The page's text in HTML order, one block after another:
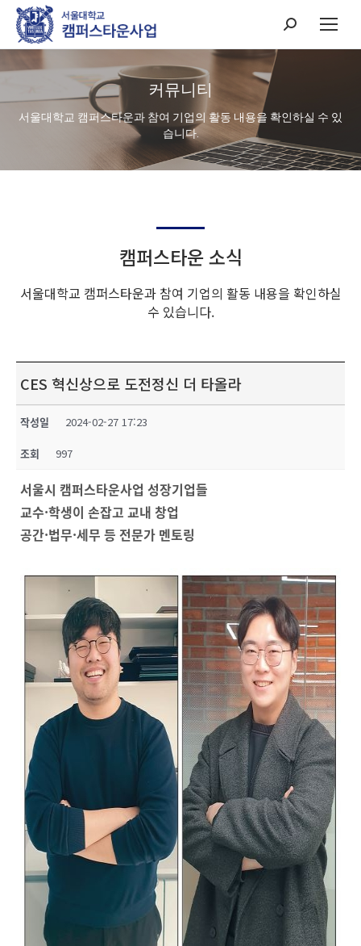
Search:
커뮤니티
서울대학교 캠퍼스타운과 참여 기업의 활동 내용을 확인하실 수 있
습니다.
캠퍼스타운 소식
서울대학교 캠퍼스타운과 참여 기업의 활동 내용을 확인하실
수 있습니다.
CES 혁신상으로 도전정신 더 타올라
작성일 2024-02-27 17:23
조회 997
서울시 캠퍼스타운사업 성장기업들
교수·학생이 손잡고 교내 창업
공간·법무·세무 등 전문가 멘토링